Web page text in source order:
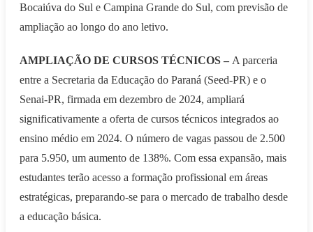
Bocaiúva do Sul e Campina Grande do Sul, com previsão de
ampliação ao longo do ano letivo.
AMPLIAÇÃO DE CURSOS TÉCNICOS – A parceria
entre a Secretaria da Educação do Paraná (Seed-PR) e o
Senai-PR, firmada em dezembro de 2024, ampliará
significativamente a oferta de cursos técnicos integrados ao
ensino médio em 2024. O número de vagas passou de 2.500
para 5.950, um aumento de 138%. Com essa expansão, mais
estudantes terão acesso a formação profissional em áreas
estratégicas, preparando-se para o mercado de trabalho desde
a educação básica.